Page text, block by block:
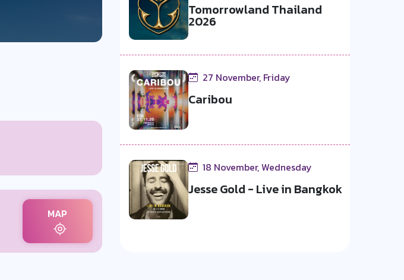
MAP
Tomorrowland Thailand
2026
27 November, Friday
Caribou
18 November, Wednesday
Jesse Gold - Live in Bangkok